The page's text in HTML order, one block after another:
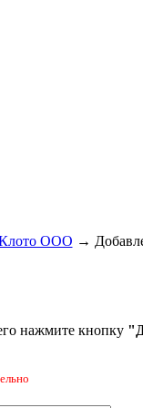
ООО →
нажмите кнопку